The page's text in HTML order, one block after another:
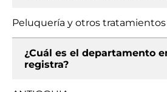
Peluquería y otros tratamientos
¿Cuál es el departamento
registra?